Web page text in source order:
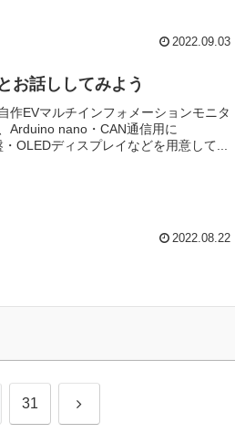
2022.09.03
お話ししてみよう
作EVマルチインフォメーションモニタ
Arduino nano・CAN通信用に
OLEDディスプレイなどを用意して...
2022.08.22
31 次